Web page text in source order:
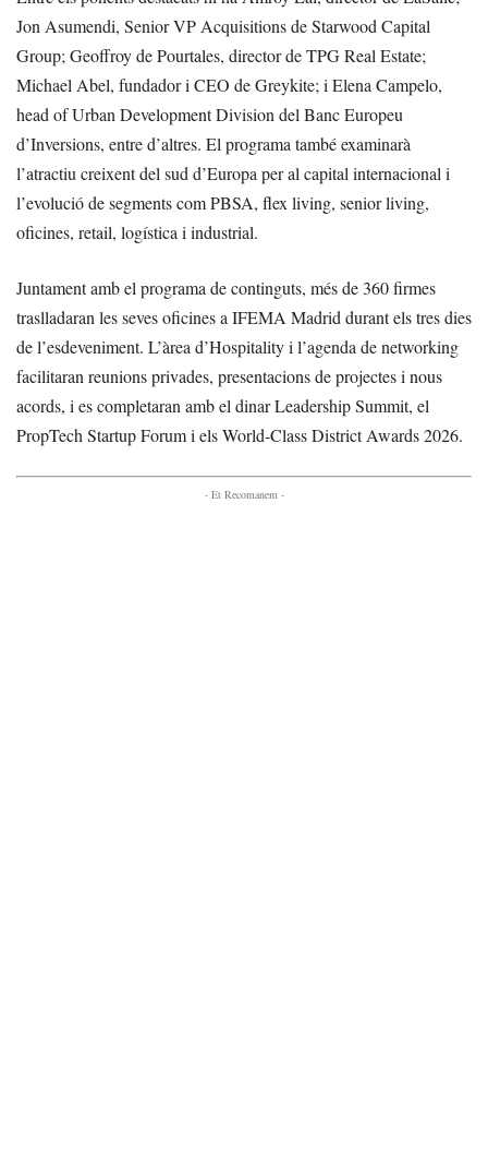
Jon Asumendi, Senior VP Acquisitions de Starwood Capital
Group; Geoffroy de Pourtales, director de TPG Real Estate;
Michael Abel, fundador i CEO de Greykite; i Elena Campelo,
head of Urban Development Division del Banc Europeu
d’Inversions, entre d’altres. El programa també examinarà
l’atractiu creixent del sud d’Europa per al capital internacional i
l’evolució de segments com PBSA, flex living, senior living,
oficines, retail, logística i industrial.
Juntament amb el programa de continguts, més de 360 firmes
traslladaran les seves oficines a IFEMA Madrid durant els tres dies
de l’esdeveniment. L’àrea d’Hospitality i l’agenda de networking
facilitaran reunions privades, presentacions de projectes i nous
acords, i es completaran amb el dinar Leadership Summit, el
PropTech Startup Forum i els World-Class District Awards 2026.
- Et Recomanem -